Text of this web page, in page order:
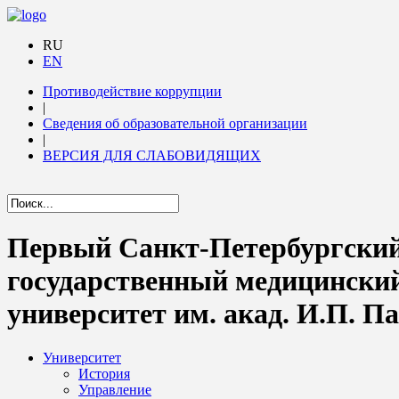
RU
EN
Противодействие коррупции
|
Сведения об образовательной организации
|
ВЕРСИЯ ДЛЯ СЛАБОВИДЯЩИХ
Первый Санкт-
государственный
университет им. акад. И.П.
Университет
История
Управление